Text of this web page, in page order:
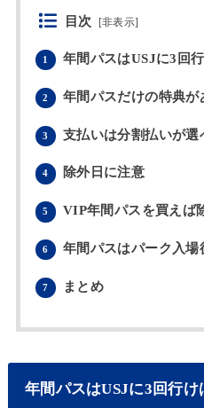
目次 [非表示]
1 年間パスはUSJに3回
2 年間パスだけの特典が
3 支払いは分割払いが選
4 除外日に注意
5 VIP年間パスを買えば
6 年間パスはパーク入場
7 まとめ
年間パスはUSJに3回行け